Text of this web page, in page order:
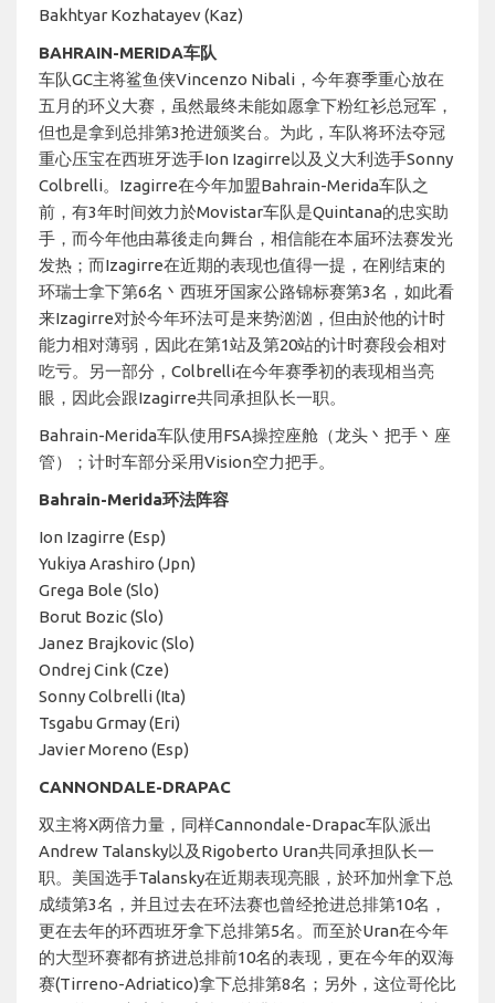
Bakhtyar Kozhatayev (Kaz)
BAHRAIN-MERIDA车队
车队GC主将鲨鱼侠Vincenzo Nibali，今年赛季重心放在
五月的环义大赛，虽然最终未能如愿拿下粉红衫总冠军，
但也是拿到总排第3抢进颁奖台。为此，车队将环法夺冠
重心压宝在西班牙选手Ion Izagirre以及义大利选手Sonny
Colbrelli。Izagirre在今年加盟Bahrain-Merida车队之
前，有3年时间效力於Movistar车队是Quintana的忠实助
手，而今年他由幕後走向舞台，相信能在本届环法赛发光
发热；而Izagirre在近期的表现也值得一提，在刚结束的
环瑞士拿下第6名丶西班牙国家公路锦标赛第3名，如此看
来Izagirre对於今年环法可是来势汹汹，但由於他的计时
能力相对薄弱，因此在第1站及第20站的计时赛段会相对
吃亏。另一部分，Colbrelli在今年赛季初的表现相当亮
眼，因此会跟Izagirre共同承担队长一职。
Bahrain-Merida车队使用FSA操控座舱（龙头丶把手丶座
管）；计时车部分采用Vision空力把手。
Bahrain-Merida环法阵容
Ion Izagirre (Esp)
Yukiya Arashiro (Jpn)
Grega Bole (Slo)
Borut Bozic (Slo)
Janez Brajkovic (Slo)
Ondrej Cink (Cze)
Sonny Colbrelli (Ita)
Tsgabu Grmay (Eri)
Javier Moreno (Esp)
CANNONDALE-DRAPAC
双主将X两倍力量，同样Cannondale-Drapac车队派出
Andrew Talansky以及Rigoberto Uran共同承担队长一
职。美国选手Talansky在近期表现亮眼，於环加州拿下总
成绩第3名，并且过去在环法赛也曾经抢进总排第10名，
更在去年的环西班牙拿下总排第5名。而至於Uran在今年
的大型环赛都有挤进总排前10名的表现，更在今年的双海
赛(Tirreno-Adriatico)拿下总排第8名；另外，这位哥伦比